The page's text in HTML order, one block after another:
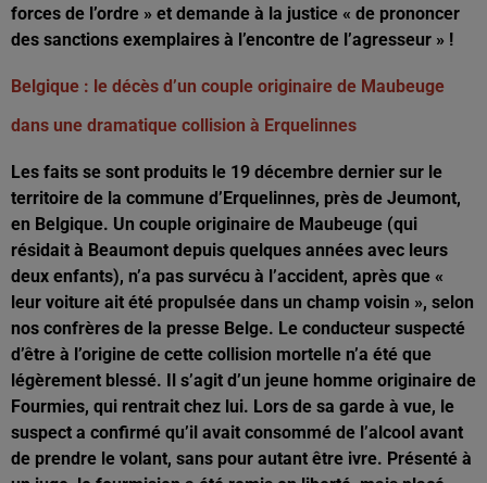
forces de l’ordre » et demande à la justice « de prononcer
des sanctions exemplaires à l’encontre de l’agresseur » !
Belgique : le décès d’un couple originaire de Maubeuge
dans une dramatique collision à Erquelinnes
Les faits se sont produits le 19 décembre dernier sur le
territoire de la commune d’Erquelinnes, près de Jeumont,
en Belgique. Un couple originaire de Maubeuge (qui
résidait à Beaumont depuis quelques années avec leurs
deux enfants), n’a pas survécu à l’accident, après que «
leur voiture ait été propulsée dans un champ voisin », selon
nos confrères de la presse Belge. Le conducteur suspecté
d’être à l’origine de cette collision mortelle n’a été que
légèrement blessé. Il s’agit d’un jeune homme originaire de
Fourmies, qui rentrait chez lui. Lors de sa garde à vue, le
suspect a confirmé qu’il avait consommé de l’alcool avant
de prendre le volant, sans pour autant être ivre. Présenté à